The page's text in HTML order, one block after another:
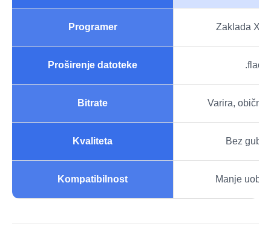
Programer Zaklada
Proširenje datoteke .flac
Bitrate Varira, obično
Kvaliteta Bez
Kompatibilnost Manje